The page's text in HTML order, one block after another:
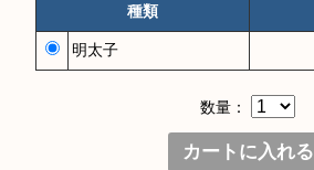
種類
明太子
数量：
カートに入れる